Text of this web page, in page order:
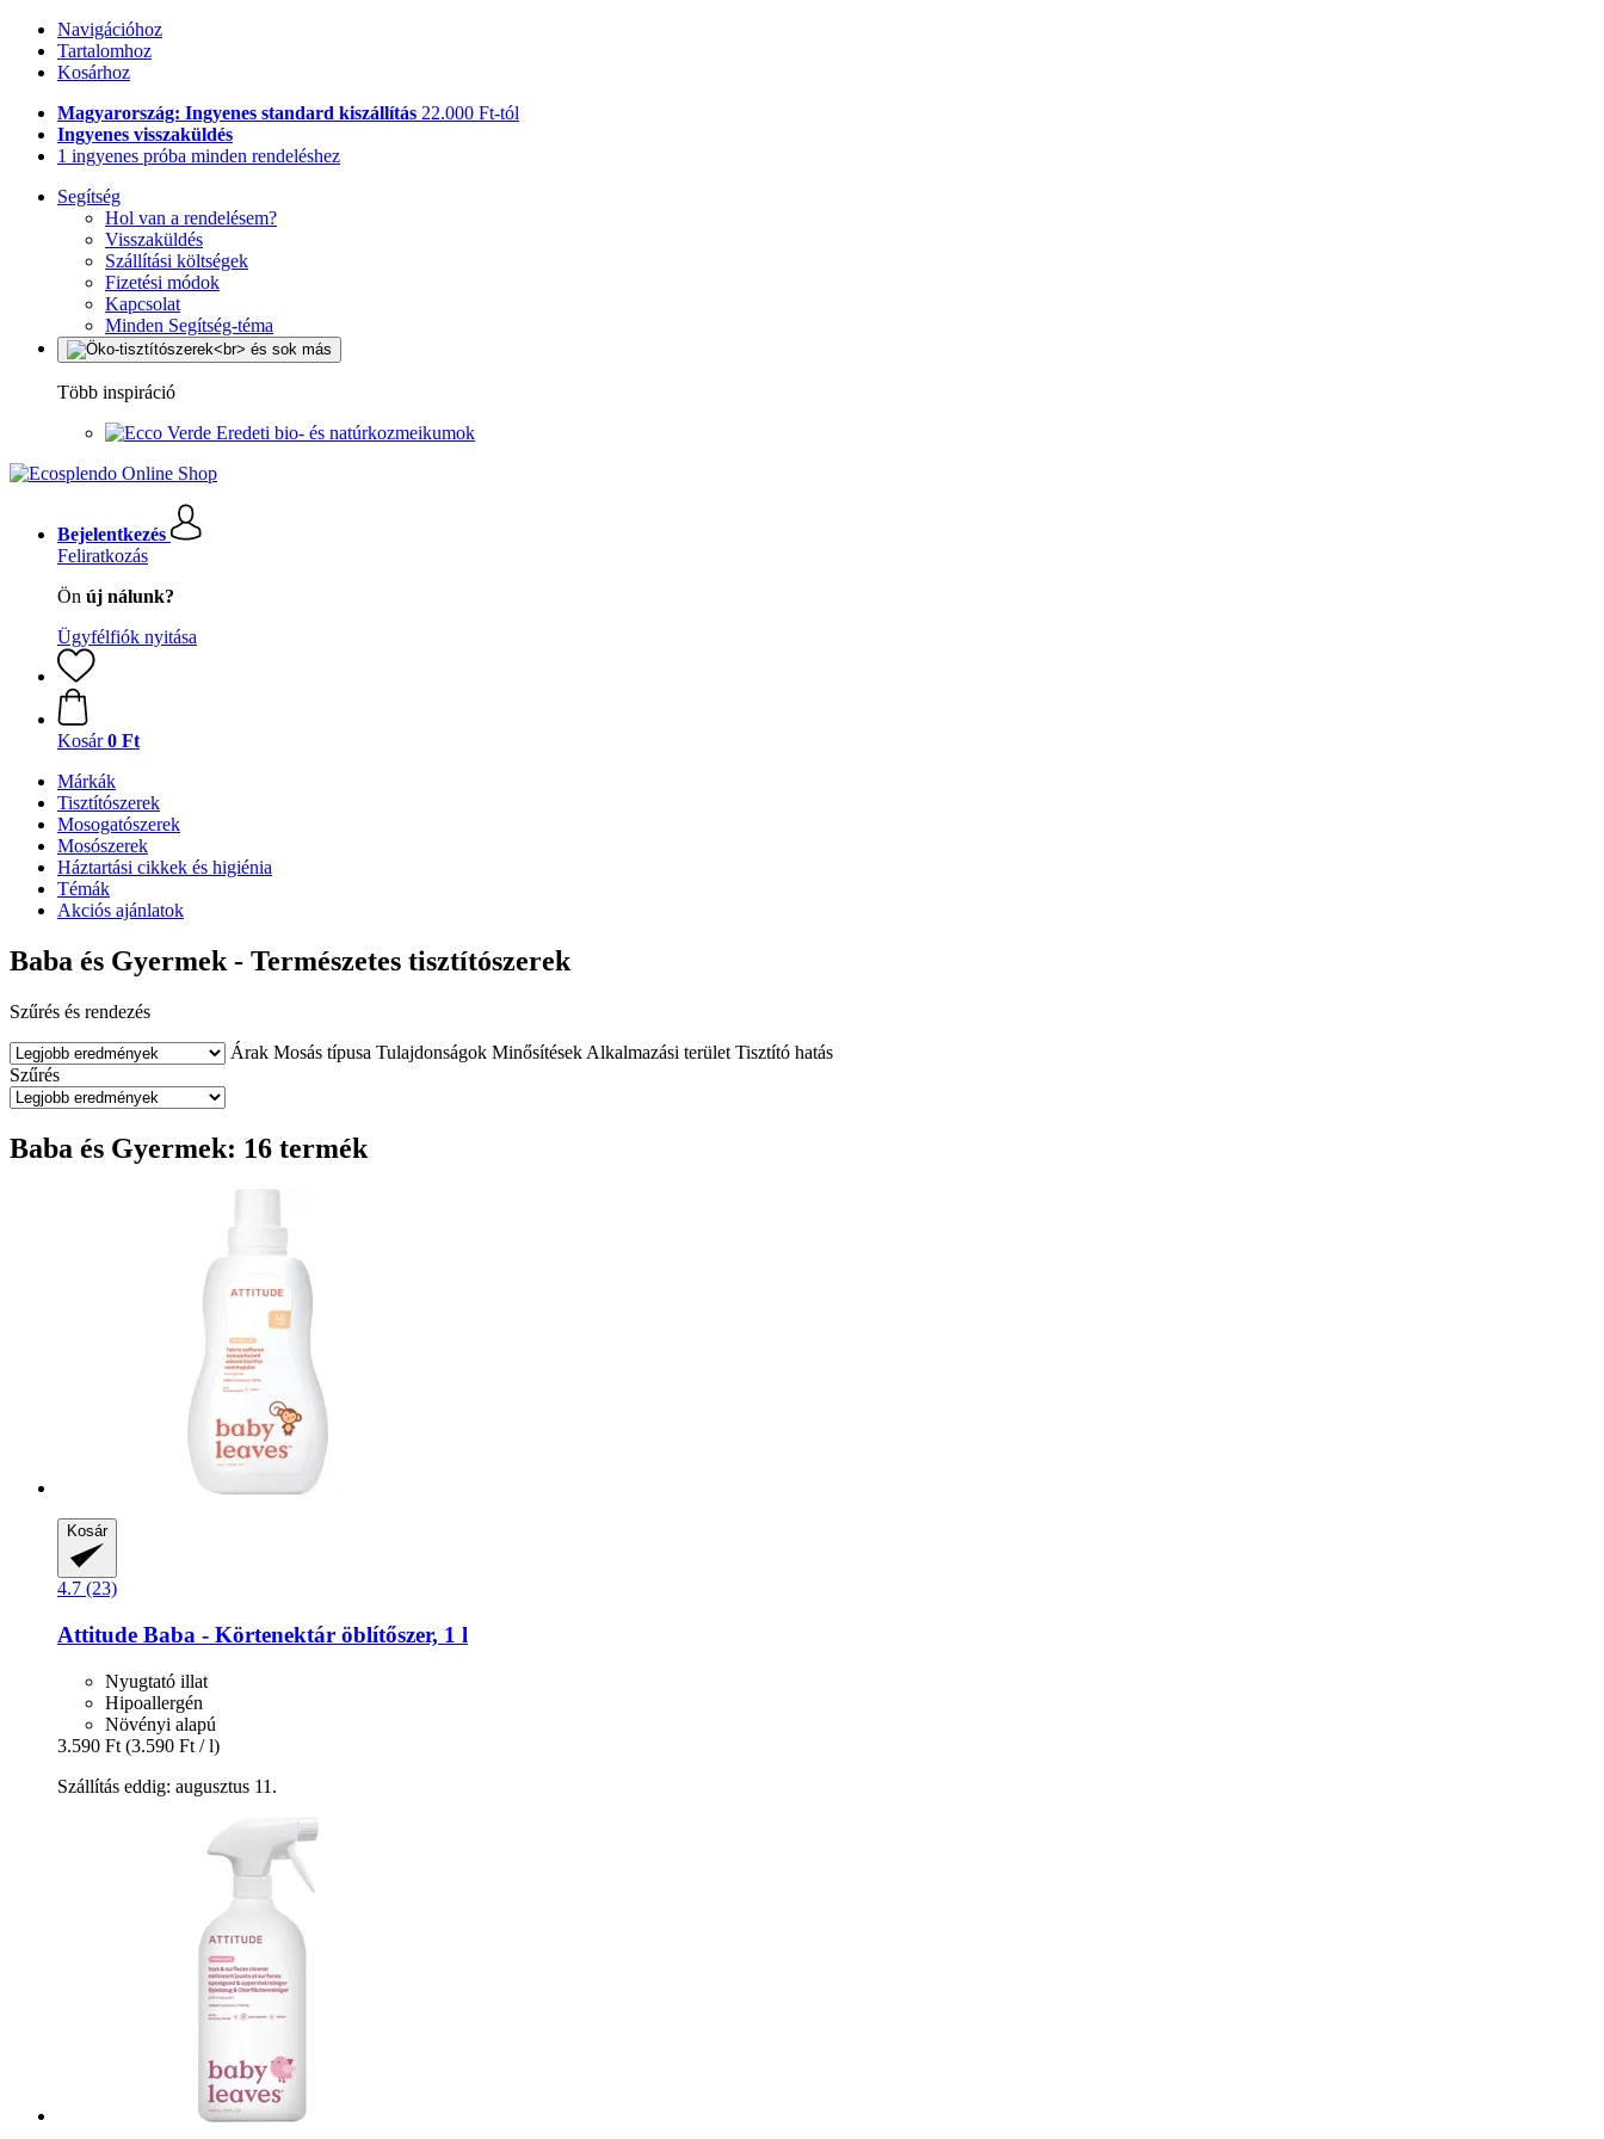
Navigációhoz
Tartalomhoz
Kosárhoz
Magyarország: Ingyenes standard kiszállítás 22.000 Ft-tól
Ingyenes visszaküldés
1 ingyenes próba minden rendeléshez
Segítség
Hol van a rendelésem?
Visszaküldés
Szállítási költségek
Fizetési módok
Kapcsolat
Minden Segítség-téma
Több inspiráció
Eredeti bio- és natúrkozmeikumok
Bejelentkezés
Feliratkozás
Ön új nálunk?
Ügyfélfiók nyitása
Kosár 0 Ft
Márkák
Tisztítószerek
Mosogatószerek
Mosószerek
Háztartási cikkek és higiénia
Témák
Akciós ajánlatok
Baba és Gyermek - Természetes tisztítószerek
Szűrés és rendezés
Árak Mosás típusa Tulajdonságok Minősítések Alkalmazási terület Tisztító hatás
Szűrés
Baba és Gyermek: 16 termék
Kosár
4.7 (23)
Attitude Baba -​ Körtenektár öblítőszer, 1 l
Nyugtató illat
Hipoallergén
Növényi alapú
3.590 Ft (3.590 Ft / l)
Szállítás eddig: augusztus 11.